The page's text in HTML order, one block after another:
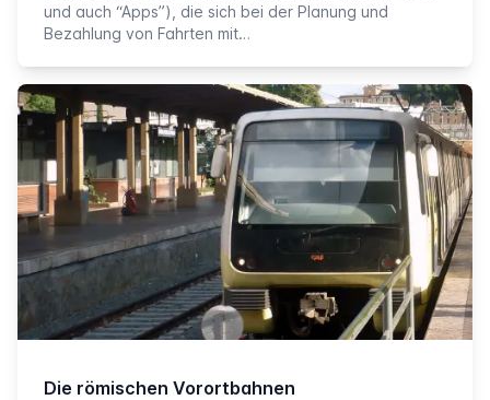
und auch “Apps”), die sich bei der Planung und
Bezahlung von Fahrten mit…
Die römischen Vorortbahnen